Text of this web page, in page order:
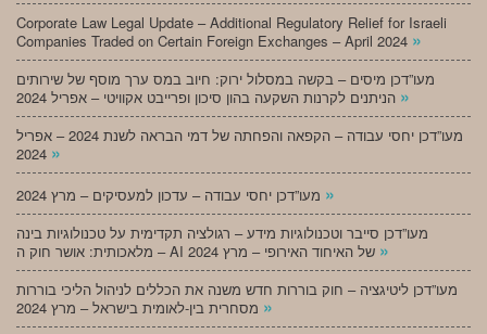
Corporate Law Legal Update – Additional Regulatory Relief for Israeli
Companies Traded on Certain Foreign Exchanges – April 2024 »
מעו”דכן מיסים – בקשה במסלול ירוק: חיוב במס ערך מוסף של שירותים
»
מעו”דכן יחסי עבודה – הקפאה והפחתה של דמי הבראה לשנת 2024 – אפריל
»
»
מעו”דכן סייבר וטכנולוגיות מידע – רגולציה תקדימית על טכנולוגיות בינה
»
מעו”דכן ליטיגציה – חוק בוררות חדש משנה את הכללים לניהול הליכי בוררות
»